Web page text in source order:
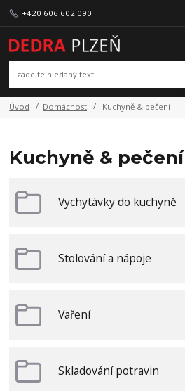
+420 606 602 090
Úvod Domácnost Kuchyně & pečení
Kuchyně & pečení
Vychytávky do kuchyně
Stolování a nápoje
Vaření
Skladování potravin